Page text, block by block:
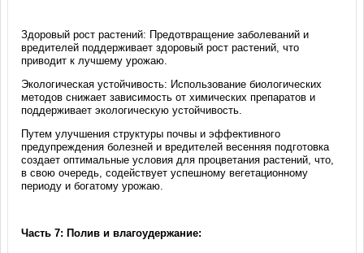
Здоровый рост растений: Предотвращение заболеваний и
вредителей поддерживает здоровый рост растений, что
приводит к лучшему урожаю.
Экологическая устойчивость: Использование биологических
методов снижает зависимость от химических препаратов и
поддерживает экологическую устойчивость.
Путем улучшения структуры почвы и эффективного
предупреждения болезней и вредителей весенняя подготовка
создает оптимальные условия для процветания растений, что,
в свою очередь, содействует успешному вегетационному
периоду и богатому урожаю.
Часть 7: Полив и влагоудержание: